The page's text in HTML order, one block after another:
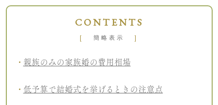
CONTENTS
[ 簡略表示 ]
親族のみの家族婚の費用相場
低予算で結婚式を挙げるときの注意点